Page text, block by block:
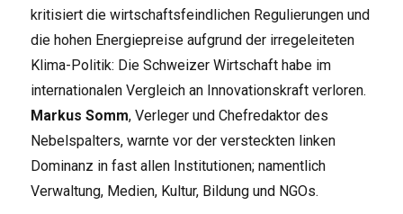
kritisiert die wirtschaftsfeindlichen Regulierungen und
die hohen Energiepreise aufgrund der irregeleiteten
Klima-Politik: Die Schweizer Wirtschaft habe im
internationalen Vergleich an Innovationskraft verloren.
Markus Somm, Verleger und Chefredaktor des
Nebelspalters, warnte vor der versteckten linken
Dominanz in fast allen Institutionen; namentlich
Verwaltung, Medien, Kultur, Bildung und NGOs.